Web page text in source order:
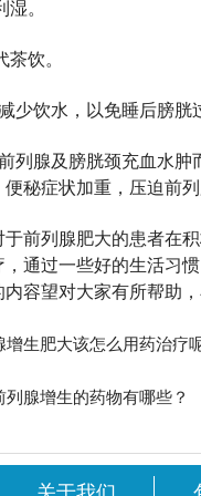
。
茶饮。
少饮水，以免睡后膀胱
列腺及膀胱颈充血水
秘症状加重，压迫前
于前列腺肥大的患者在
通过一些好的生活习
容望对大家有所帮助
增生肥大该怎么用药治疗
列腺增生的药物有哪些？